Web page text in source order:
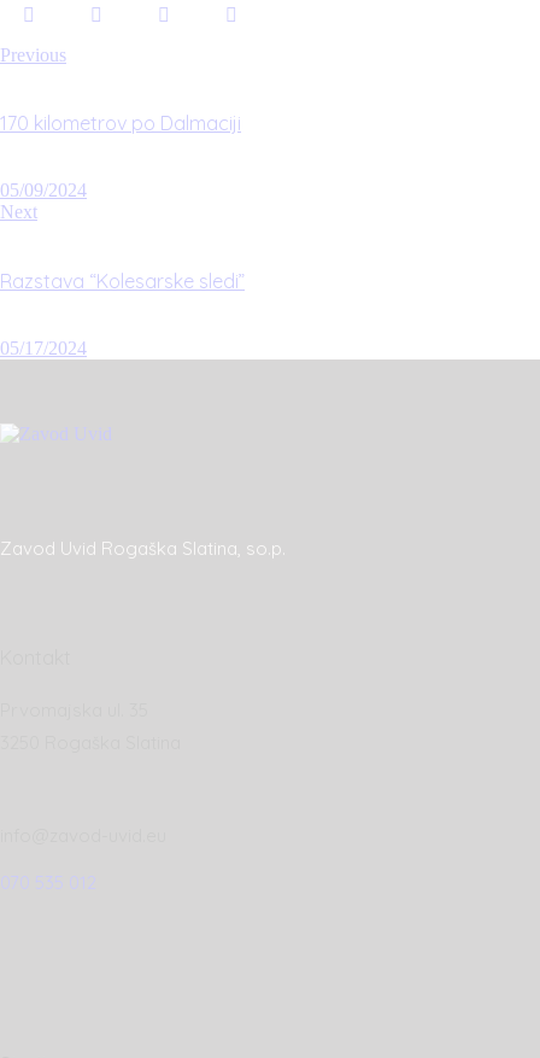
Previous
170 kilometrov po Dalmaciji
05/09/2024
Next
Razstava “Kolesarske sledi”
05/17/2024
Zavod Uvid Rogaška Slatina, so.p.
070 535 012